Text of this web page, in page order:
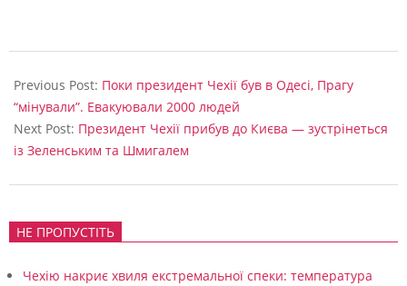
0
2
1
р
к
у
03-
21
Previous Post: Поки президент Чехії був в Одесі, Прагу
“мінували”. Евакуювали 2000 людей
Next Post: Президент Чехії прибув до Києва — зустрінеться
із Зеленським та Шмигалем
НЕ ПРОПУСТІТЬ
Чехію накриє хвиля екстремальної спеки: температура